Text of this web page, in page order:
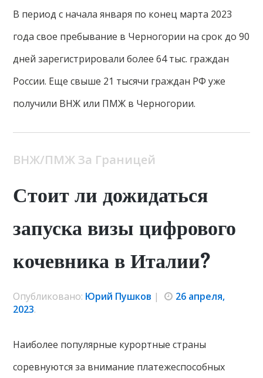
В период с начала января по конец марта 2023
года свое пребывание в Черногории на срок до 90
дней зарегистрировали более 64 тыс. граждан
России. Еще свыше 21 тысячи граждан РФ уже
получили ВНЖ или ПМЖ в Черногории.
ВНЖ/ПМЖ За Границей
Стоит ли дожидаться
запуска визы цифрового
кочевника в Италии?
Опубликовано: Юрий Пушков |
26 апреля,
2023.
Наиболее популярные курортные страны
соревнуются за внимание платежеспособных